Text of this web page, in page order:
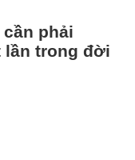
phải
lần trong đời